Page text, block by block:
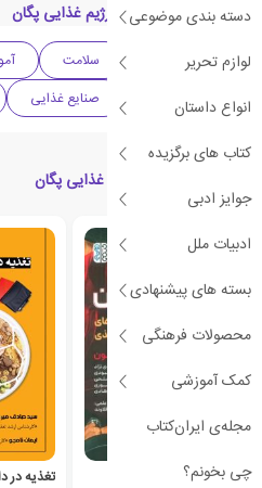
دسته بندی موضوعی
لوازم تحریر
انواع داستان
کتاب های برگزیده
جوایز ادبی
ادبیات ملل
بسته های پیشنهادی
محصولات فرهنگی
کمک آموزشی
مجله‌ی ایران‌کتاب
چی بخونم؟
دسته بندی های کتاب رژیم غذایی پگان
ادبیات آمریکا سلامت
تغذیه ورزشی
صنایع غذایی
کتاب های مرتبط با رژیم غذایی پگان
پروتئین تغذیه در